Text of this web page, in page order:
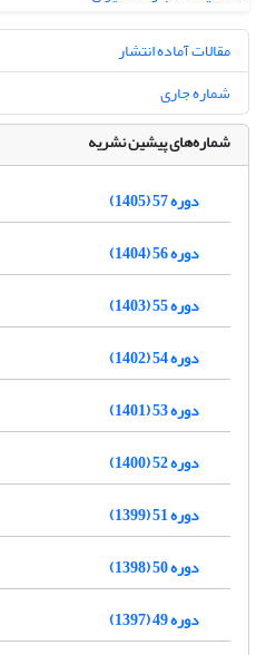
مقالات آماده انتشار
شماره جاری
شماره‌های پیشین نشریه
دوره 57 (1405)
دوره 56 (1404)
دوره 55 (1403)
دوره 54 (1402)
دوره 53 (1401)
دوره 52 (1400)
دوره 51 (1399)
دوره 50 (1398)
دوره 49 (1397)